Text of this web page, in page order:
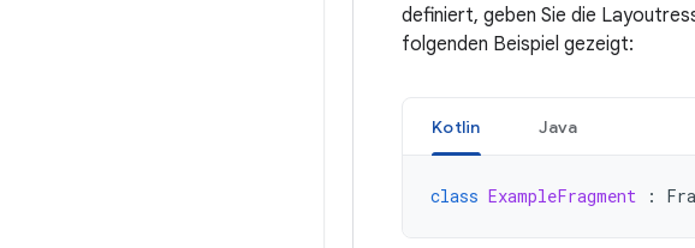
definiert, geben Sie die
folgenden Beispiel gezeigt:
Kotlin Java
class ExampleFragment :